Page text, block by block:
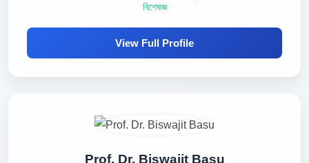
বিশেষজ্ঞ
View Full Profile
Prof. Dr. Biswajit Basu